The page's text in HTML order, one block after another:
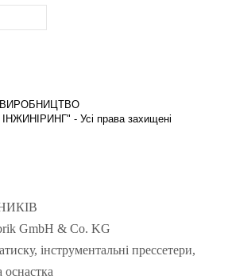
ВИРОБНИЦТВО
- Усі права захищені
GmbH & Co. KG
інструментальні прессетери,
оснастка